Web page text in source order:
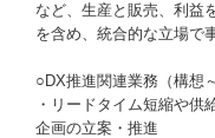
など、生産と販売、利益
を含め、統合的な立場で
○DX推進関連業務（構想
・リードタイム短縮や供
企画の立案・推進